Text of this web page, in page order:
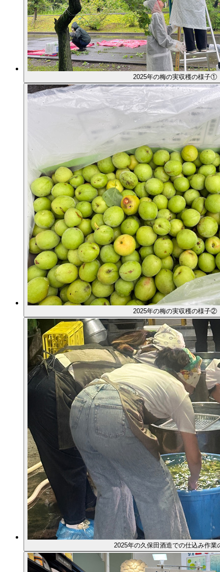
2025年の梅の実収穫の様子①
2025年の梅の実収穫の様子②
2025年の久保田酒造での仕込み作業